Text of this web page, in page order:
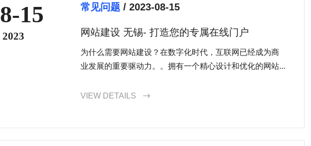
8-15
2023
常见问题 / 2023-08-15
网站建设 无锡- 打造您的专属在线门户
为什么需要网站建设？在数字化时代，互联网已经成为商
业发展的重要驱动力。。拥有一个精心设计和优化的网站...
VIEW DETAILS 